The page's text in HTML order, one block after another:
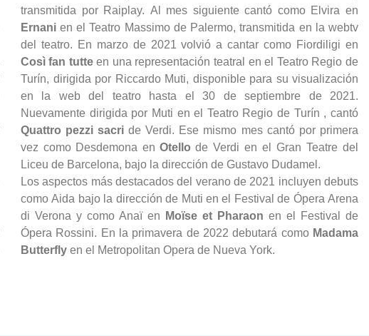
transmitida por Raiplay. Al mes siguiente cantó como Elvira en
Ernani en el Teatro Massimo de Palermo, transmitida en la webtv
del teatro. En marzo de 2021 volvió a cantar como Fiordiligi en
Così fan tutte en una representación teatral en el Teatro Regio de
Turín, dirigida por Riccardo Muti, disponible para su visualización
en la web del teatro hasta el 30 de septiembre de 2021.
Nuevamente dirigida por Muti en el Teatro Regio de Turín , cantó
Quattro pezzi sacri de Verdi. Ese mismo mes cantó por primera
vez como Desdemona en Otello de Verdi en el Gran Teatre del
Liceu de Barcelona, ​​bajo la dirección de Gustavo Dudamel.
Los aspectos más destacados del verano de 2021 incluyen debuts
como Aida bajo la dirección de Muti en el Festival de Ópera Arena
di Verona y como Anaï en
Moïse et Pharaon en el Festival de
Ópera Rossini. En la primavera de 2022 debutará como Madama
Butterfly en el Metropolitan Opera de Nueva York.